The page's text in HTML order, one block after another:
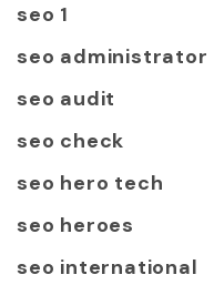
seo 1
seo administrator
seo audit
seo check
seo hero tech
seo heroes
seo international